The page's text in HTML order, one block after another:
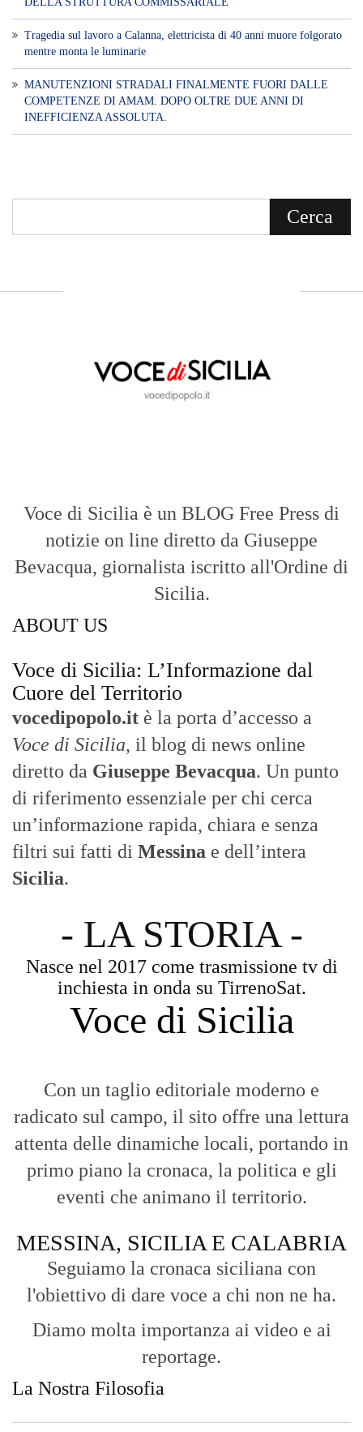
DELLA STRUTTURA COMMISSARIALE
Tragedia sul lavoro a Calanna, elettricista di 40 anni muore folgorato
mentre monta le luminarie
MANUTENZIONI STRADALI FINALMENTE FUORI DALLE
COMPETENZE DI AMAM. DOPO OLTRE DUE ANNI DI
INEFFICIENZA ASSOLUTA.
Voce di Sicilia è un BLOG Free Press di
notizie on line diretto da Giuseppe
Bevacqua, giornalista iscritto all'Ordine di
Sicilia.
ABOUT US
Voce di Sicilia: L’Informazione dal
Cuore del Territorio
vocedipopolo.it è la porta d’accesso a
Voce di Sicilia, il blog di news online
diretto da Giuseppe Bevacqua. Un punto
di riferimento essenziale per chi cerca
un’informazione rapida, chiara e senza
filtri sui fatti di Messina e dell’intera
Sicilia.
- LA STORIA -
Nasce nel 2017 come trasmissione tv di
inchiesta in onda su TirrenoSat.
Voce di Sicilia
Con un taglio editoriale moderno e
radicato sul campo, il sito offre una lettura
attenta delle dinamiche locali, portando in
primo piano la cronaca, la politica e gli
eventi che animano il territorio.
MESSINA, SICILIA E CALABRIA
Seguiamo la cronaca siciliana con
l'obiettivo di dare voce a chi non ne ha.
Diamo molta importanza ai video e ai
reportage.
La Nostra Filosofia